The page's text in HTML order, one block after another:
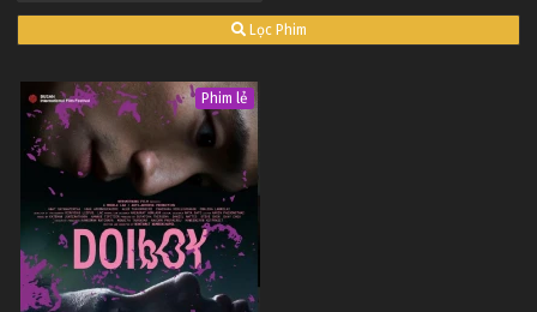
Lọc Phim
Phim lẻ